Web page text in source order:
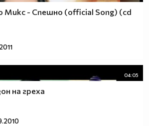
Микс - Спешно (official Song) (cd
04:05
на греха